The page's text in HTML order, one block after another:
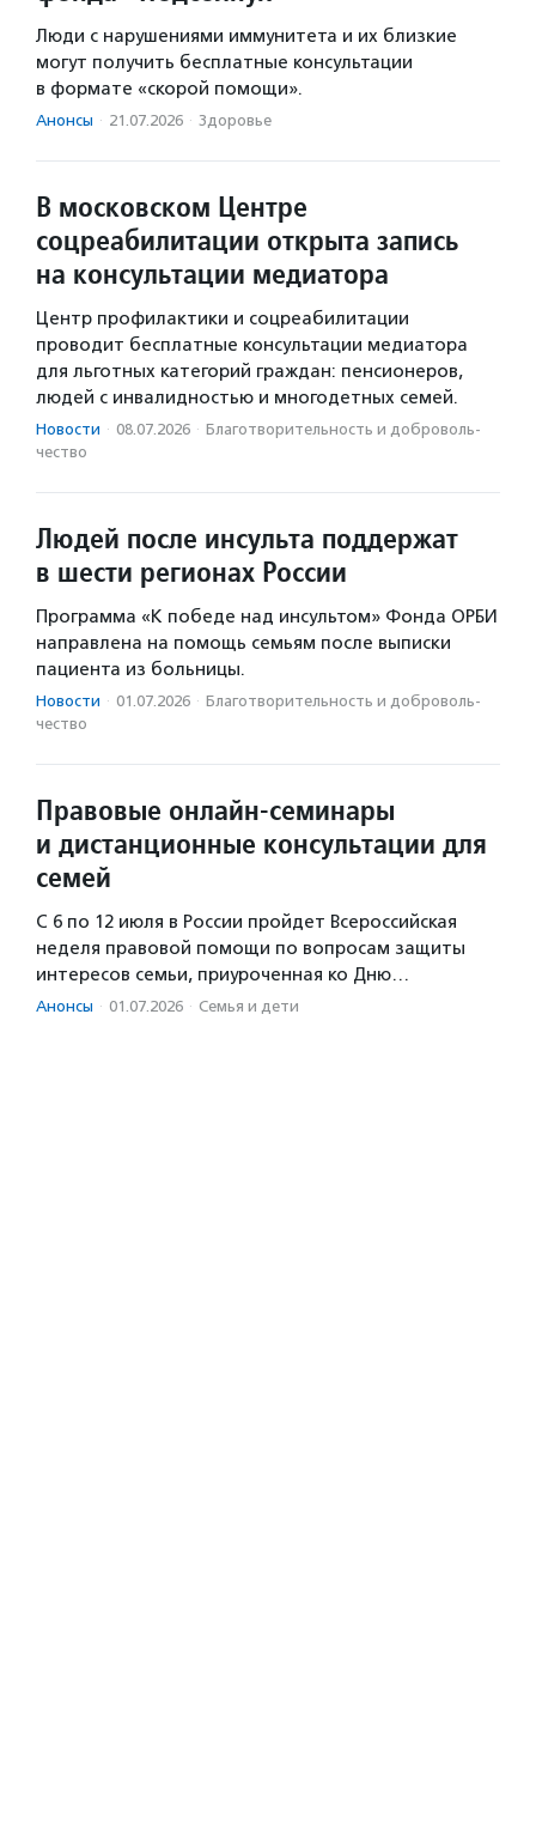
Люди с нарушениями иммунитета и их близкие
могут получить бесплатные консультации
в формате «скорой помощи».
Анонсы · 21.07.2026 · Здоровье
В московском Центре
соцреабилитации открыта запись
на консультации медиатора
Центр профилактики и соцреабилитации
проводит бесплатные консультации медиатора
для льготных категорий граждан: пенсионеров,
людей с инвалидностью и многодетных семей.
Новости · 08.07.2026 · Благотвори­тель­ность и доброволь­
чест­во
Людей после инсульта поддержат
в шести регионах России
Программа «К победе над инсультом» Фонда ОРБИ
направлена на помощь семьям после выписки
пациента из больницы.
Новости · 01.07.2026 · Благотвори­тель­ность и доброволь­
чест­во
Правовые онлайн-семинары
и дистанционные консультации для
семей
С 6 по 12 июля в России пройдет Всероссийская
неделя правовой помощи по вопросам защиты
интересов семьи, приуроченная ко Дню…
Анонсы · 01.07.2026 · Семья и дети